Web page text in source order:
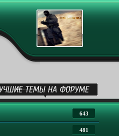
643
481